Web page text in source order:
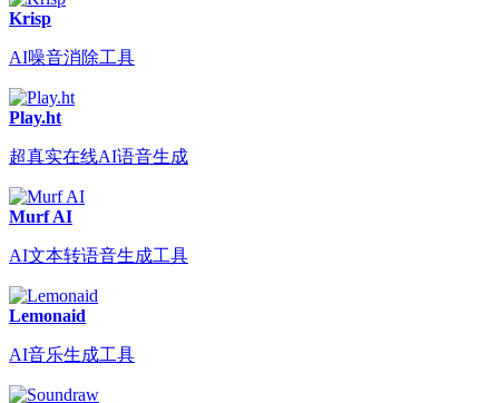
Krisp
AI噪音消除工具
Play.ht
超真实在线AI语音生成
Murf AI
AI文本转语音生成工具
Lemonaid
AI音乐生成工具